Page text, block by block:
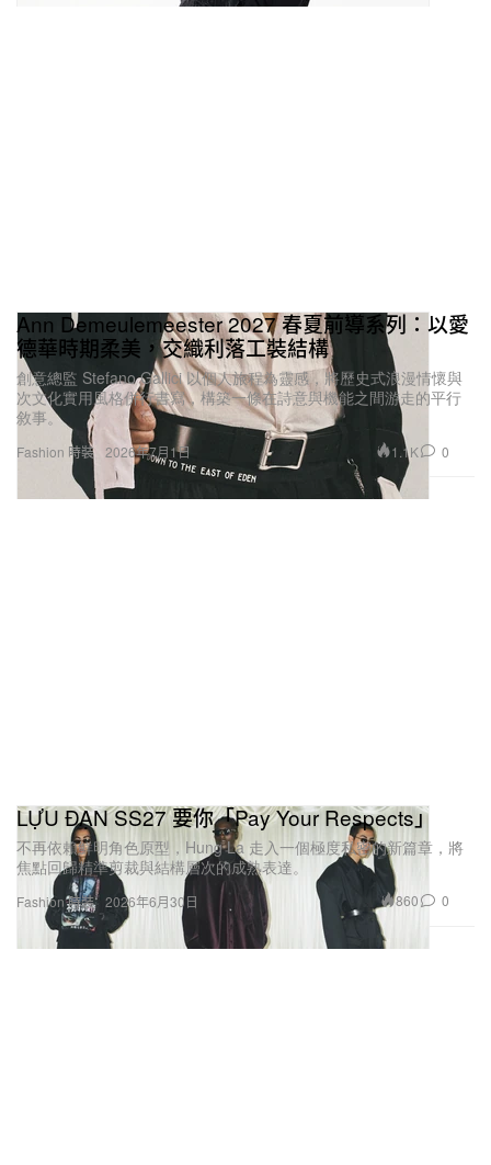
Fashion 時裝
Ann Demeulemeester 2027 春夏前導系列：以愛
德華時期柔美，交織利落工裝結構
創意總監 Stefano Gallici 以個人旅程為靈感，將歷史式浪漫情懷與
次文化實用風格併行書寫，構築一條在詩意與機能之間游走的平行
敘事。
2026年7月1日 1.1K 0
Fashion 時裝
LỰU ĐẠN SS27 要你「Pay Your Respects」
不再依賴鮮明角色原型，Hung La 走入一個極度私密的新篇章，將
焦點回歸精準剪裁與結構層次的成熟表達。
2026年6月30日 860 0